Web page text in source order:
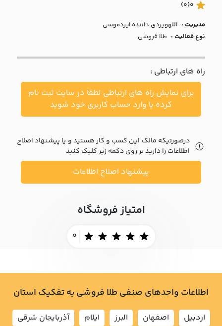
با ما
مقالات
اخبار
پرسش
متداول
خواست
0
(0)
مدیریت : اللهويردي داننده ايردموسي
نوع فعالیت : طلا فروشی
راه های ارتباطی :
برای نمایش راه های ارتباطی لطفا در سایت ثبت نام
کرده یا وارد حساب کاربری خود شوید
درصورتیکه مالک این کسب و کار هستید و یا پیشنهاد اصلاح
اطلاعات را دارید بر روی دکمه زیر کلیک کنید
پیشنهاد اصلاح اطلاعات
امتیاز فروشگاه
0
اطلاعات واحدهای صنفی طلا فروشی به تفکیک استان
اردبيل اصفهان البرز ايلام
آذربايجان شرقي